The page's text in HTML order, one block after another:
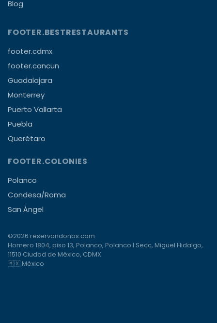
Blog
FOOTER.BESTRESTAURANTS
footer.cdmx
footer.cancun
Guadalajara
Monterrey
Puerto Vallarta
Puebla
Querétaro
FOOTER.COLONIES
Polanco
Condesa/Roma
San Ángel
©2026 reservandonos.com
Homero 1804, piso 13, Polanco, Polanco I Secc, Miguel Hidalgo,
11510 Ciudad de México, CDMX
🇲🇽 México